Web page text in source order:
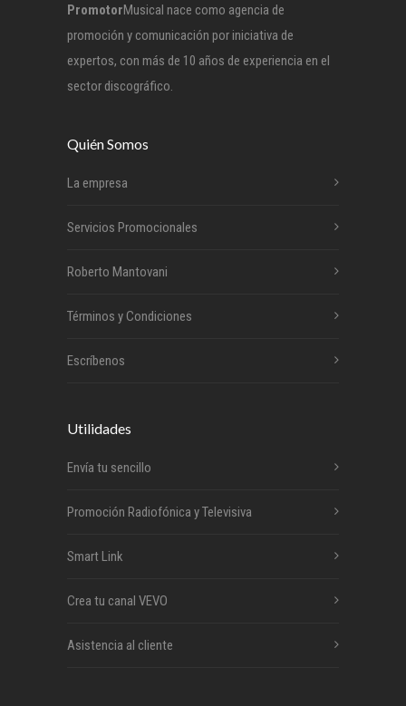
PromotorMusical nace como agencia de
promoción y comunicación por iniciativa de
expertos, con más de 10 años de experiencia en el
sector discográfico.
Quién Somos
La empresa
Servicios Promocionales
Roberto Mantovani
Términos y Condiciones
Escríbenos
Utilidades
Envía tu sencillo
Promoción Radiofónica y Televisiva
Smart Link
Crea tu canal VEVO
Asistencia al cliente